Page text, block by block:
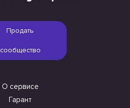
Продать
сообщество
О сервисе
Гарант